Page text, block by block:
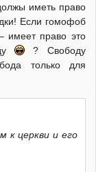
иметь право
Если гомофоб
имеет право это
? Свободу
только для
к церкви и его